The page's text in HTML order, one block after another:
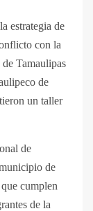
estrategia de
con la
Tamaulipas
de
un taller
de
de
cumplen
de la